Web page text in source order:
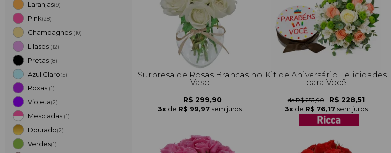
Laranjas(9)
Pink(28)
Champagnes (10)
Lilases (12)
Pretas (8)
Azul Claro(5)
Roxas (1)
Violeta(2)
Mescladas (1)
Dourado(2)
Verdes(1)
Surpresa de Rosas Brancas no
Vaso
R$ 299,90
3x de R$ 99,97 sem juros
Kit de Aniversário Felicidades
para Você
de R$ 253,90 R$ 228,51
3x de R$ 76,17 sem juros